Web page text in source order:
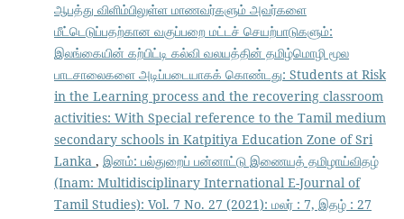
ஆபத்து விளிம்பிலுள்ள மாணவர்களும் அவர்களை
மீட்டெடுப்பதற்கான வகுப்பறை மட்டச் செயற்பாடுகளும்:
இலங்கையின் கற்பிட்டி கல்வி வலயத்தின் தமிழ்மொழி மூல
பாடசாலைகளை அடிப்படையாகக் கொண்டது: Students at Risk
in the Learning process and the recovering classroom
activities: With Special reference to the Tamil medium
secondary schools in Katpitiya Education Zone of Sri
Lanka , இனம்: பல்துறைப் பன்னாட்டு இணையத் தமிழாய்விதழ்
(Inam: Multidisciplinary International E-Journal of
Tamil Studies): Vol. 7 No. 27 (2021): மலர் : 7, இதழ் : 27